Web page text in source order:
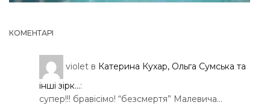
КОМЕНТАРІ
violet в Катерина Кухар, Ольга Сумська та
інші зірк...:
супер!!! бравісімо! “безсмертя” Малевича…